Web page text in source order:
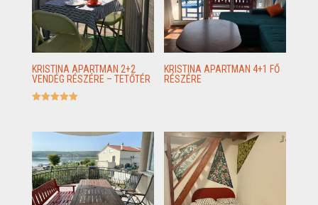
KRISTINA APARTMAN 2+2
VENDÉG RÉSZÉRE – TETŐTÉR
KRISTINA APARTMAN 4+1 FŐ
RÉSZÉRE